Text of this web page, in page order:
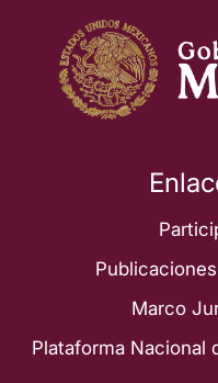
Marco
Plataforma Nacional